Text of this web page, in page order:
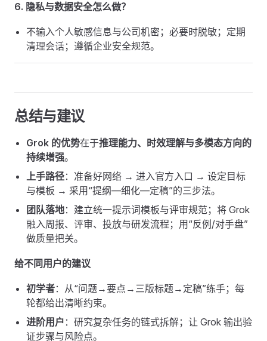
6. 隐私与数据安全怎么做？
不输入个人敏感信息与公司机密；必要时脱敏；定期
清理会话；遵循企业安全规范。
总结与建议
Grok 的优势在于推理能力、时效理解与多模态方向的
持续增强。
上手路径：准备好网络 → 进入官方入口 → 设定目标
与模板 → 采用“提纲—细化—定稿”的三步法。
团队落地：建立统一提示词模板与评审规范；将 Grok
融入周报、评审、投放与研发流程；用“反例/对手盘”
做质量把关。
给不同用户的建议
初学者：从“问题→要点→三版标题→定稿”练手；每
轮都给出清晰约束。
进阶用户 ：研究复杂任务的链式拆解；让 Grok 输出验
证步骤与风险点。